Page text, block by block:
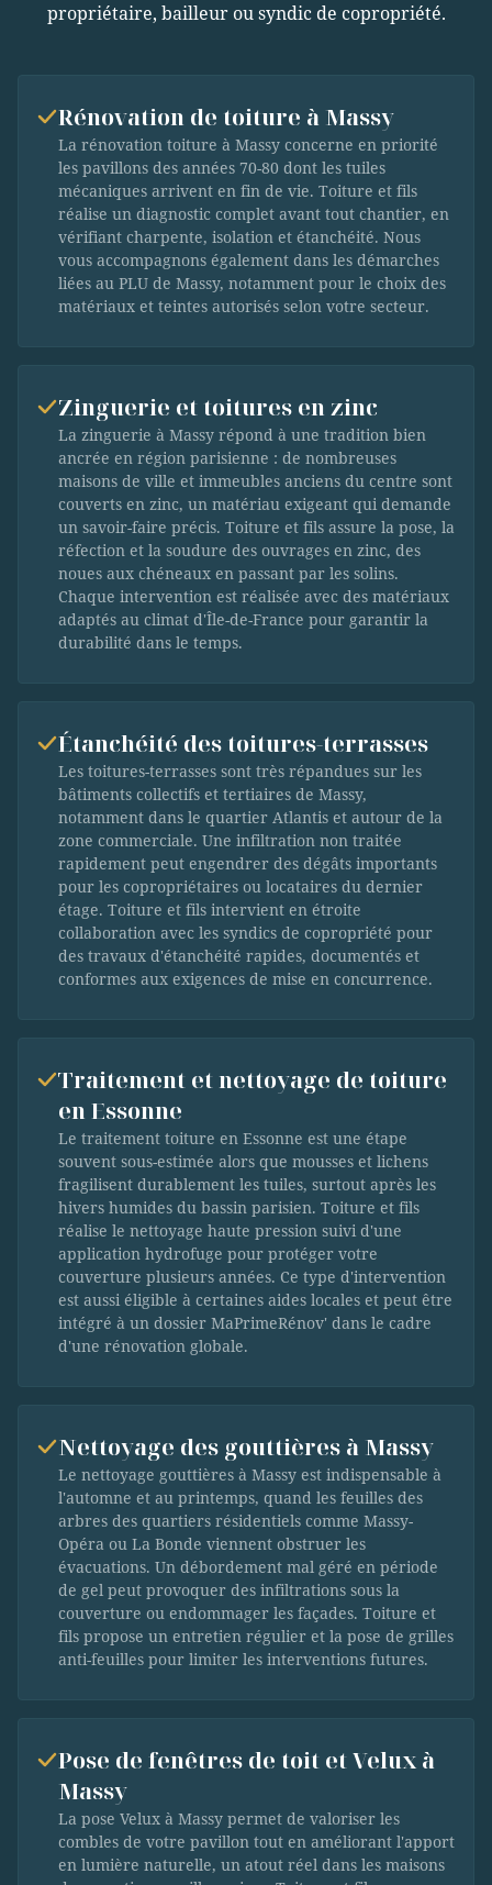
propriétaire, bailleur ou syndic de copropriété.
Rénovation de toiture à Massy
La rénovation toiture à Massy concerne en priorité
les pavillons des années 70-80 dont les tuiles
mécaniques arrivent en fin de vie. Toiture et fils
réalise un diagnostic complet avant tout chantier, en
vérifiant charpente, isolation et étanchéité. Nous
vous accompagnons également dans les démarches
liées au PLU de Massy, notamment pour le choix des
matériaux et teintes autorisés selon votre secteur.
Zinguerie et toitures en zinc
La zinguerie à Massy répond à une tradition bien
ancrée en région parisienne : de nombreuses
maisons de ville et immeubles anciens du centre sont
couverts en zinc, un matériau exigeant qui demande
un savoir-faire précis. Toiture et fils assure la pose, la
réfection et la soudure des ouvrages en zinc, des
noues aux chéneaux en passant par les solins.
Chaque intervention est réalisée avec des matériaux
adaptés au climat d'Île-de-France pour garantir la
durabilité dans le temps.
Étanchéité des toitures-terrasses
Les toitures-terrasses sont très répandues sur les
bâtiments collectifs et tertiaires de Massy,
notamment dans le quartier Atlantis et autour de la
zone commerciale. Une infiltration non traitée
rapidement peut engendrer des dégâts importants
pour les copropriétaires ou locataires du dernier
étage. Toiture et fils intervient en étroite
collaboration avec les syndics de copropriété pour
des travaux d'étanchéité rapides, documentés et
conformes aux exigences de mise en concurrence.
Traitement et nettoyage de toiture
en Essonne
Le traitement toiture en Essonne est une étape
souvent sous-estimée alors que mousses et lichens
fragilisent durablement les tuiles, surtout après les
hivers humides du bassin parisien. Toiture et fils
réalise le nettoyage haute pression suivi d'une
application hydrofuge pour protéger votre
couverture plusieurs années. Ce type d'intervention
est aussi éligible à certaines aides locales et peut être
intégré à un dossier MaPrimeRénov' dans le cadre
d'une rénovation globale.
Nettoyage des gouttières à Massy
Le nettoyage gouttières à Massy est indispensable à
l'automne et au printemps, quand les feuilles des
arbres des quartiers résidentiels comme Massy-
Opéra ou La Bonde viennent obstruer les
évacuations. Un débordement mal géré en période
de gel peut provoquer des infiltrations sous la
couverture ou endommager les façades. Toiture et
fils propose un entretien régulier et la pose de grilles
anti-feuilles pour limiter les interventions futures.
Pose de fenêtres de toit et Velux à
Massy
La pose Velux à Massy permet de valoriser les
combles de votre pavillon tout en améliorant l'apport
en lumière naturelle, un atout réel dans les maisons